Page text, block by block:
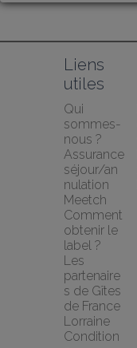
Liens
utiles
Qui
sommes-
nous ?
Assurance
séjour/an
nulation
Meetch
Comment
obtenir le
label ?
Les
partenaire
s de Gîtes
de France
Lorraine
Condition